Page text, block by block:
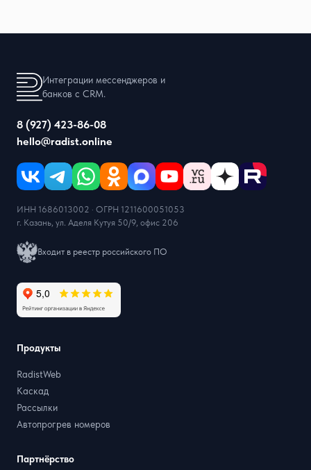
Интеграции мессенджеров и
банков с CRM.
8 (927) 423-86-08
hello@radist.online
ИНН 1686013002 · ОГРН 1211600051053
г. Казань, ул. Аделя Кутуя 50/9, офис 206
Входит в реестр российского ПО
Продукты
RadistWeb
Каскад
Рассылки
Автопрогрев номеров
Партнёрство